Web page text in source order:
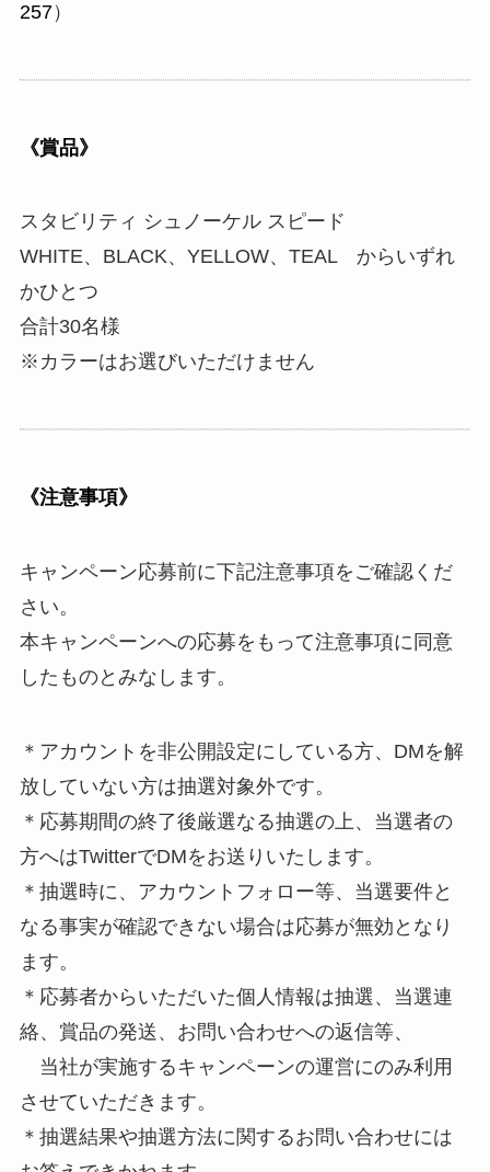
257）
《賞品》
スタビリティ シュノーケル スピード
WHITE、BLACK、YELLOW、TEAL からいずれ
かひとつ
合計30名様
※カラーはお選びいただけません
《注意事項》
キャンペーン応募前に下記注意事項をご確認くだ
さい。
本キャンペーンへの応募をもって注意事項に同意
したものとみなします。
＊アカウントを非公開設定にしている方、DMを解
放していない方は抽選対象外です。
＊応募期間の終了後厳選なる抽選の上、当選者の
方へはTwitterでDMをお送りいたします。
＊抽選時に、アカウントフォロー等、当選要件と
なる事実が確認できない場合は応募が無効となり
ます。
＊応募者からいただいた個人情報は抽選、当選連
絡、賞品の発送、お問い合わせへの返信等、
当社が実施するキャンペーンの運営にのみ利用
させていただきます。
＊抽選結果や抽選方法に関するお問い合わせには